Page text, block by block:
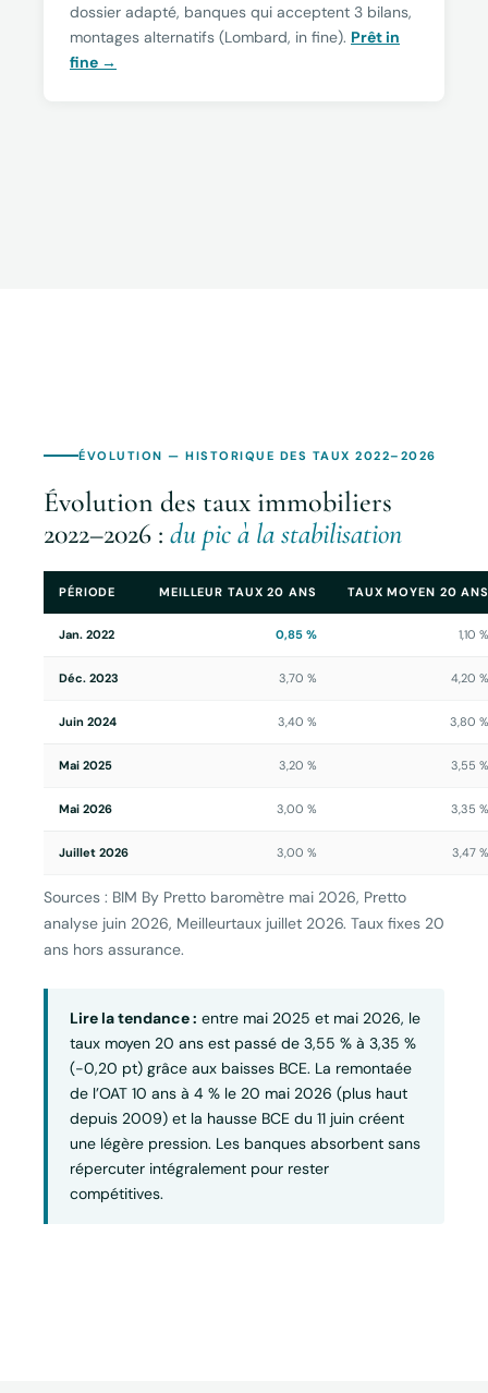
dossier adapté, banques qui acceptent 3 bilans,
montages alternatifs (Lombard, in fine). Prêt in
fine →
ÉVOLUTION — HISTORIQUE DES TAUX 2022–2026
Évolution des taux immobiliers
2022–2026 : du pic à la stabilisation
PÉRIODE MEILLEUR TAUX 20 ANS TAUX MOYEN 20 ANS
Jan. 2022 0,85 % 1,10 %
Déc. 2023 3,70 % 4,20 %
Juin 2024 3,40 % 3,80 %
Mai 2025 3,20 % 3,55 %
Mai 2026 3,00 % 3,35 %
Juillet 2026 3,00 % 3,47 %
Sources : BIM By Pretto baromètre mai 2026, Pretto
analyse juin 2026, Meilleurtaux juillet 2026. Taux fixes 20
ans hors assurance.
Lire la tendance : entre mai 2025 et mai 2026, le
taux moyen 20 ans est passé de 3,55 % à 3,35 %
(−0,20 pt) grâce aux baisses BCE. La remontaée
de l’OAT 10 ans à 4 % le 20 mai 2026 (plus haut
depuis 2009) et la hausse BCE du 11 juin créent
une légère pression. Les banques absorbent sans
répercuter intégralement pour rester
compétitives.